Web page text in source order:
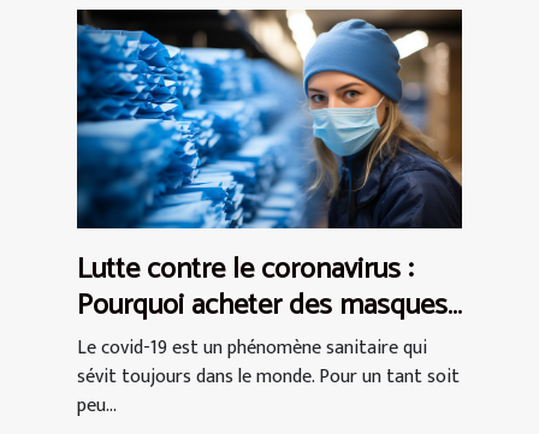
Lutte contre le coronavirus :
Pourquoi acheter des masques
de protection AFNOR ?
Le covid-19 est un phénomène sanitaire qui
sévit toujours dans le monde. Pour un tant soit
peu...